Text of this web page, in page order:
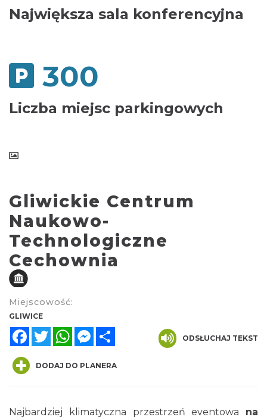
Największa sala konferencyjna
300
Liczba miejsc parkingowych
Gliwickie Centrum
Naukowo-
Technologiczne
Cechownia
Miejscowość:
GLIWICE
FacebookTwitterWhatsAppMessenger
ODSŁUCHAJ TEKST
DODAJ DO PLANERA
Najbardziej klimatyczna przestrzeń eventowa na